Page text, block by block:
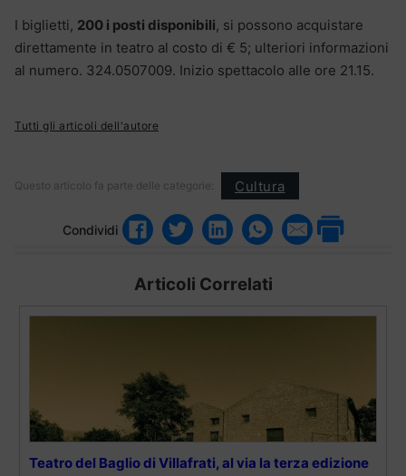
I biglietti, 200 i posti disponibili, si possono acquistare
direttamente in teatro al costo di € 5; ulteriori informazioni
al numero. 324.0507009. Inizio spettacolo alle ore 21.15.
Tutti gli articoli dell'autore
Questo articolo fa parte delle categorie: Cultura
Condividi
Articoli Correlati
Teatro del Baglio di Villafrati, al via la terza edizione